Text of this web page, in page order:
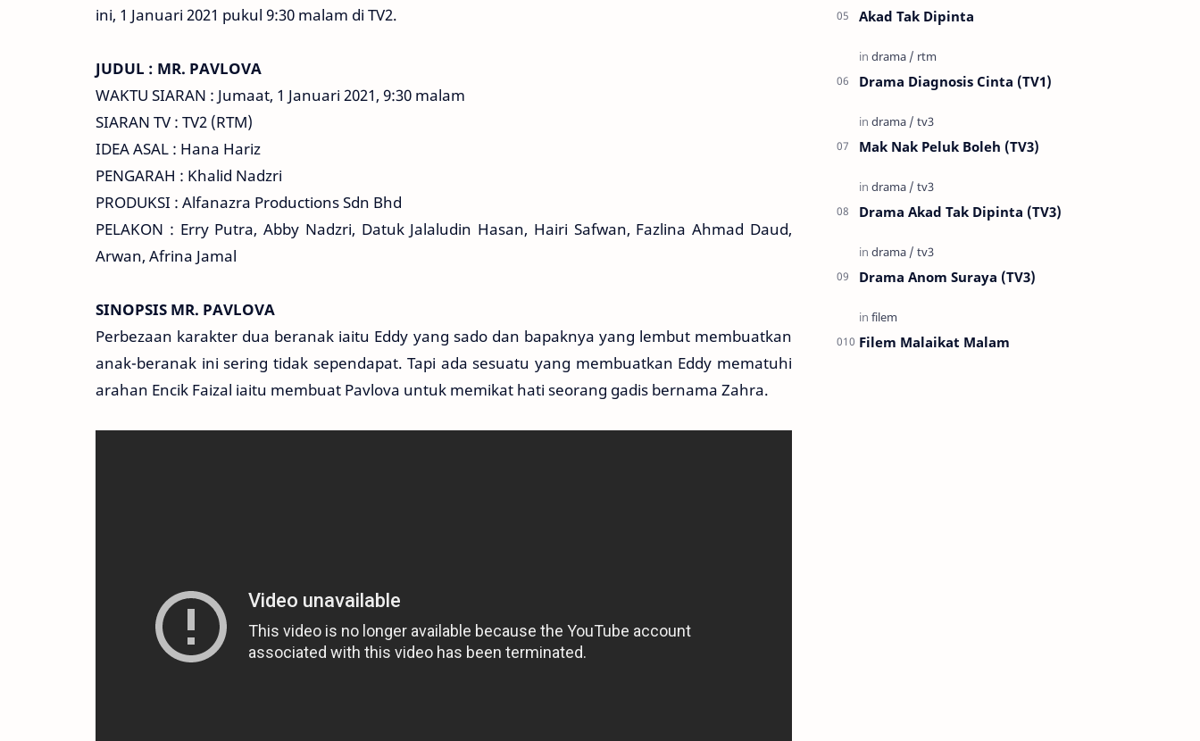
ini, 1 Januari 2021 pukul 9:30 malam di TV2.
JUDUL : MR. PAVLOVA
WAKTU SIARAN : Jumaat, 1 Januari 2021, 9:30 malam
SIARAN TV : TV2 (RTM)
IDEA ASAL : Hana Hariz
PENGARAH : Khalid Nadzri
PRODUKSI : Alfanazra Productions Sdn Bhd
PELAKON : Erry Putra, Abby Nadzri, Datuk Jalaludin Hasan, Hairi Safwan, Fazlina Ahmad Daud,
Arwan, Afrina Jamal
SINOPSIS MR. PAVLOVA
Perbezaan karakter dua beranak iaitu Eddy yang sado dan bapaknya yang lembut membuatkan
anak-beranak ini sering tidak sependapat. Tapi ada sesuatu yang membuatkan Eddy mematuhi
arahan Encik Faizal iaitu membuat Pavlova untuk memikat hati seorang gadis bernama Zahra.
Akad Tak Dipinta
Drama Diagnosis Cinta (TV1)
Mak Nak Peluk Boleh (TV3)
Drama Akad Tak Dipinta (TV3)
Drama Anom Suraya (TV3)
Filem Malaikat Malam